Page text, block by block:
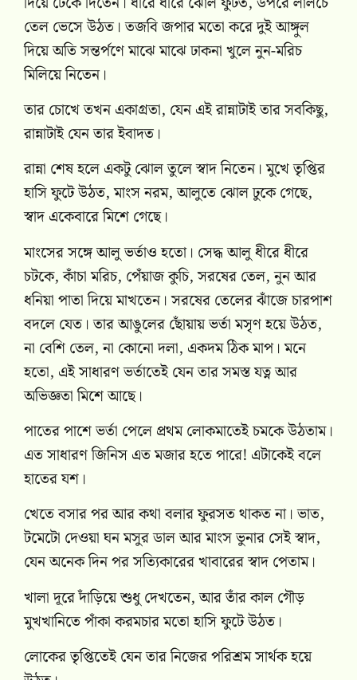
তেল ভেসে উঠত। তজবি জপার মতো করে দুই আঙ্গুল
দিয়ে অতি সন্তর্পণে মাঝে মাঝে ঢাকনা খুলে নুন-মরিচ
মিলিয়ে নিতেন।
তার চোখে তখন একাগ্রতা, যেন এই রান্নাটাই তার সবকিছু,
রান্নাটাই যেন তার ইবাদত।
রান্না শেষ হলে একটু ঝোল তুলে স্বাদ নিতেন। মুখে তৃপ্তির
হাসি ফুটে উঠত, মাংস নরম, আলুতে ঝোল ঢুকে গেছে,
স্বাদ একেবারে মিশে গেছে।
মাংসের সঙ্গে আলু ভর্তাও হতো। সেদ্ধ আলু ধীরে ধীরে
চটকে, কাঁচা মরিচ, পেঁয়াজ কুচি, সরষের তেল, নুন আর
ধনিয়া পাতা দিয়ে মাখতেন। সরষের তেলের ঝাঁজে চারপাশ
বদলে যেত। তার আঙুলের ছোঁয়ায় ভর্তা মসৃণ হয়ে উঠত,
না বেশি তেল, না কোনো দলা, একদম ঠিক মাপ। মনে
হতো, এই সাধারণ ভর্তাতেই যেন তার সমস্ত যত্ন আর
অভিজ্ঞতা মিশে আছে।
পাতের পাশে ভর্তা পেলে প্রথম লোকমাতেই চমকে উঠতাম।
এত সাধারণ জিনিস এত মজার হতে পারে! এটাকেই বলে
হাতের যশ।
খেতে বসার পর আর কথা বলার ফুরসত থাকত না। ভাত,
টমেটো দেওয়া ঘন মসুর ডাল আর মাংস ভুনার সেই স্বাদ,
যেন অনেক দিন পর সত্যিকারের খাবারের স্বাদ পেতাম।
খালা দূরে দাঁড়িয়ে শুধু দেখতেন, আর তাঁর কাল গৌড়
মুখখানিতে পাঁকা করমচার মতো হাসি ফুটে উঠত।
লোকের তৃপ্তিতেই যেন তার নিজের পরিশ্রম সার্থক হয়ে